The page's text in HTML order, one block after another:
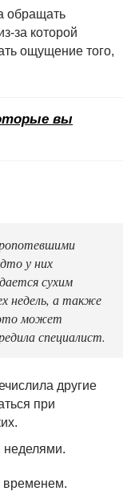
обращать
за которой
ощущение того,
вы
у них
сухим
недель, а также
это может
специалист.
другие
при
неделями.
временем.